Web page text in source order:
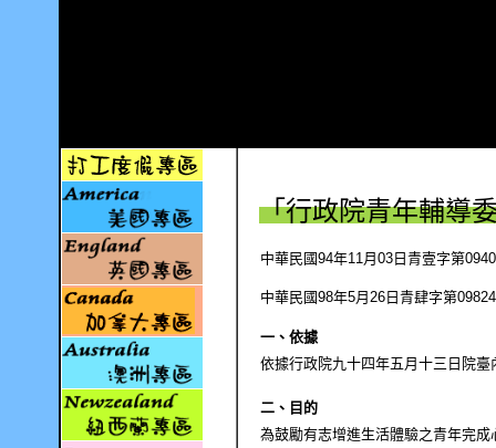
「行政院青年輔導
中華民國94年11月 03 日青壹字第
中華民國98年5月 26 日青肆字第
一、依據
依據行政院九十四年五月十三日院臺
二、目的
為鼓勵有志增進生活體驗之青年完